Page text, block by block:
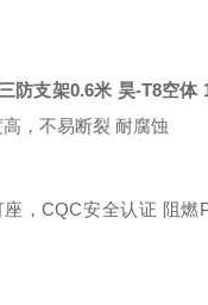
防支架0.6米 昊-T8空体
，不易断裂 耐腐蚀
CQC安全认证 阻燃